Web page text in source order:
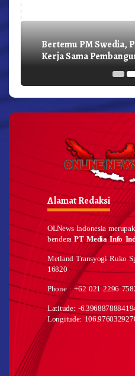
Bertemu PM Swedia,
Kerja Sama
Alamat Redaksi
OLNews Indonesia
benderaPT Media Info
Metland Transyogi Ruko
16820
Phone : +62 021 2296
Latitude: -
Longitude: